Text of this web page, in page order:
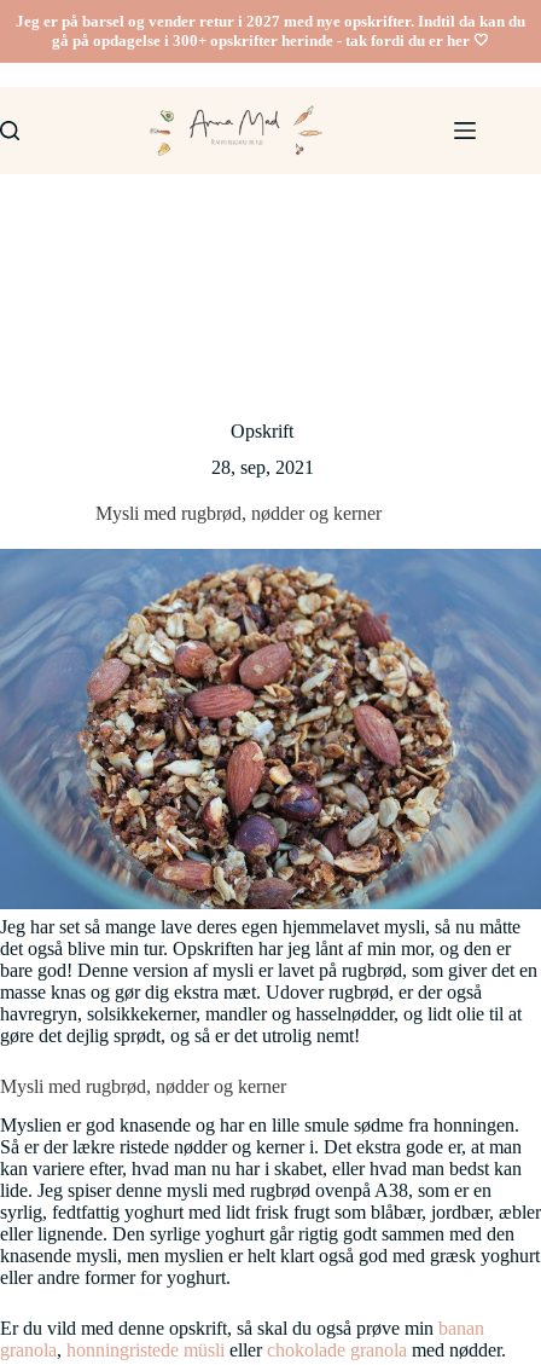
indhold
Jeg er på barsel og vender retur i 2027 med nye opskrifter. Indtil da kan du
gå på opdagelse i 300+ opskrifter herinde - tak fordi du er her 🤍
Opskrift
28, sep, 2021
Mysli med rugbrød, nødder og kerner
Jeg har set så mange lave deres egen hjemmelavet mysli, så nu måtte
det også blive min tur. Opskriften har jeg lånt af min mor, og den er
bare god! Denne version af mysli er lavet på rugbrød, som giver det en
masse knas og gør dig ekstra mæt. Udover rugbrød, er der også
havregryn, solsikkekerner, mandler og hasselnødder, og lidt olie til at
gøre det dejlig sprødt, og så er det utrolig nemt!
Mysli med rugbrød, nødder og kerner
Myslien er god knasende og har en lille smule sødme fra honningen.
Så er der lækre ristede nødder og kerner i. Det ekstra gode er, at man
kan variere efter, hvad man nu har i skabet, eller hvad man bedst kan
lide. Jeg spiser denne mysli med rugbrød ovenpå A38, som er en
syrlig, fedtfattig yoghurt med lidt frisk frugt som blåbær, jordbær, æbler
eller lignende. Den syrlige yoghurt går rigtig godt sammen med den
knasende mysli, men myslien er helt klart også god med græsk yoghurt
eller andre former for yoghurt.
Er du vild med denne opskrift, så skal du også prøve min banan
granola, honningristede müsli ellerchokolade granola med nødder.